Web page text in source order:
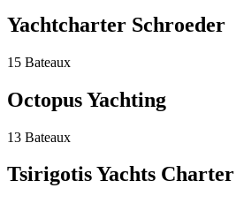
Yachtcharter Schroeder
15 Bateaux
Octopus Yachting
13 Bateaux
Tsirigotis Yachts Charter